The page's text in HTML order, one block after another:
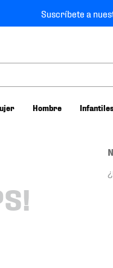
Suscríbete a
Hombre